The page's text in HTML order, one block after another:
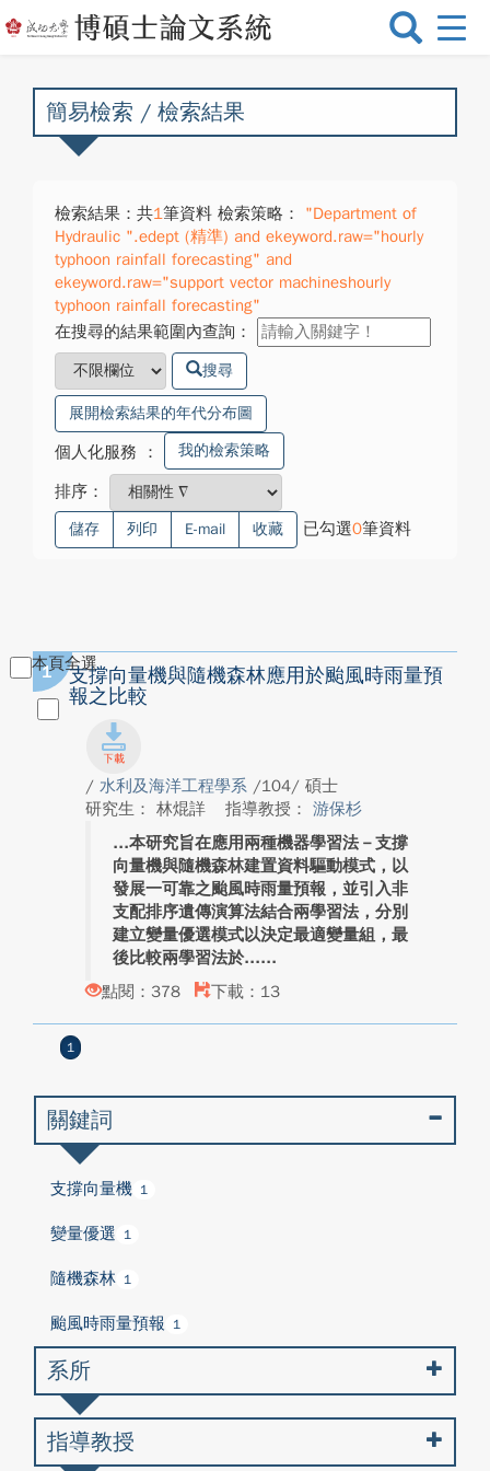
選
換
簡易檢索 / 檢索結果
檢索結果：共1筆資料 檢索策略：
"Department of
Hydraulic ".edept (精準) and ekeyword.raw="hourly
typhoon rainfall forecasting" and
ekeyword.raw="support vector machineshourly
typhoon rainfall forecasting"
在搜尋的結果範圍內查詢：
搜尋
展開檢索結果的年代分布圖
個人化服務 ： 我的檢索策略
排序：
儲存 列印 E-mail 收藏 已勾選0筆資料
本頁全選
1
支撐向量機與隨機森林應用於颱風時雨量預
報之比較
/ 水利及海洋工程學系 /104/ 碩士
研究生： 林焜詳
指導教授： 游保杉
本研究旨在應用兩種機器學習法－支撐
向量機與隨機森林建置資料驅動模式，以
發展一可靠之颱風時雨量預報，並引入非
支配排序遺傳演算法結合兩學習法，分別
建立變量優選模式以決定最適變量組，最
後比較兩學習法於...
點閱：378
下載：13
1
關鍵詞
支撐向量機 1
變量優選 1
隨機森林 1
颱風時雨量預報 1
系所
指導教授